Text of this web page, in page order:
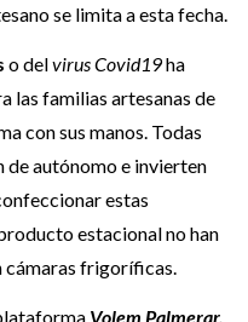
se limita a esta fecha.
o delvirus Covid19ha
las familias artesanas de
con sus manos. Todas
de autónomo e invierten
estas
estacional no han
cámaras frigoríficas.
Volem Palmerar,